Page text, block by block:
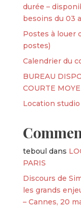
durée –
besoins du 03
Postes à louer
postes)
Calendrier du
BUREAU
COURTE
Location
teboul dans
PARIS
Discours de
les grands
– Cannes, 20